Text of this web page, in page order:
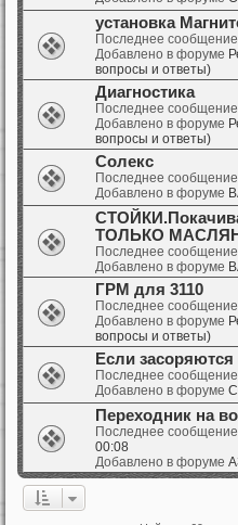
установка
Последнее сообщение
Добавлено в форуме
вопросы и ответы)
Диагностика
Последнее сообщение
Добавлено в форуме
вопросы и ответы)
Солекс
Последнее сообщение
Добавлено в форуме
ТОЛЬКО
Последнее сообщение
Добавлено в форуме
ГРМ для 3110
Последнее сообщение
Добавлено в форуме
вопросы и ответы)
Если
Последнее сообщение
Добавлено в форуме
Переходник на
Последнее сообщение
00:08
Добавлено в форуме